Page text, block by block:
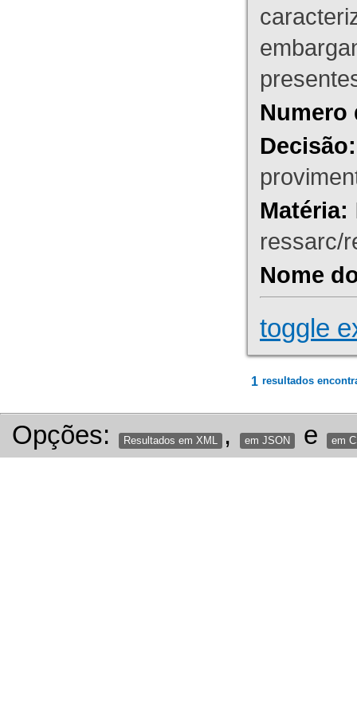
Numero
Decisão:
Matéria:
ressarc/
Nome
toggle
1 resultados
Opções: Resultados em XML , em JSON e em